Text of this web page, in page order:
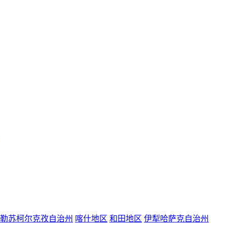
苏柯尔克孜自治州 喀什地区 和田地区 伊犁哈萨克自治州